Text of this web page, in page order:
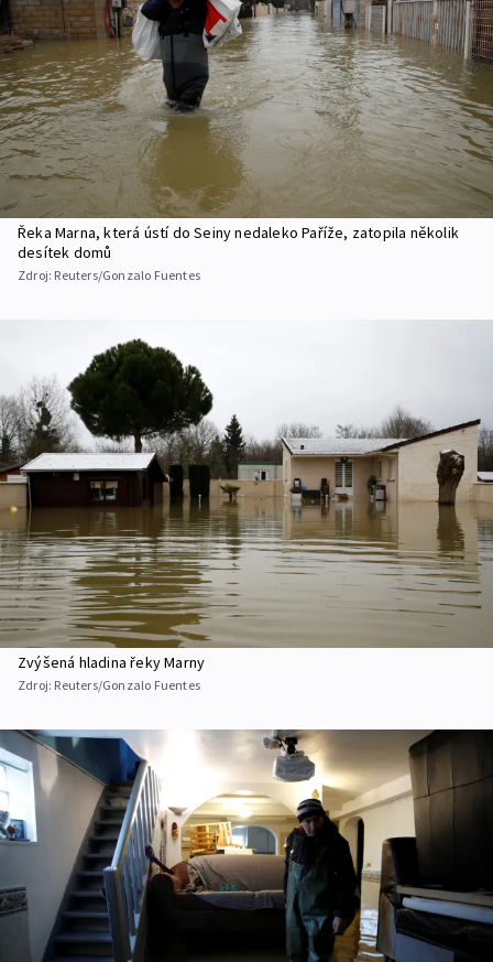
Řeka Marna, která ústí do Seiny nedaleko Paříže, zatopila několik
desítek domů
Zdroj: Reuters/Gonzalo Fuentes
Zvýšená hladina řeky Marny
Zdroj: Reuters/Gonzalo Fuentes